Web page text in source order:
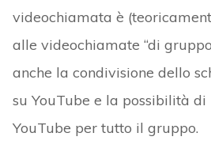
videochiamata è
alle videochiamate “di
anche la condivisione dello
su YouTube e la possibilità
YouTube per tutto il gruppo.